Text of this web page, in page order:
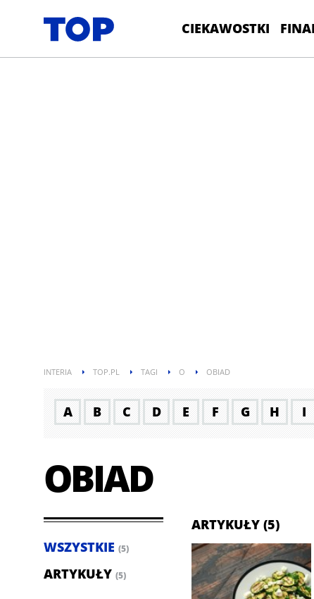
CIEKAWOSTKI
INTERIA TOP.PL TAGI O OBIAD
A B C D E F G H I
OBIAD
WSZYSTKIE (5)
ARTYKUŁY (5)
ARTYKUŁY (5)